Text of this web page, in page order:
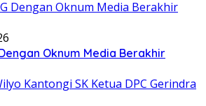
Oknum Media Berakhir